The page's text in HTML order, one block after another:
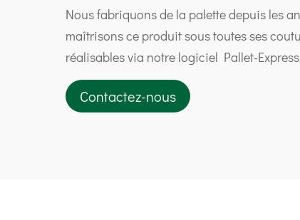
Nous fabriquons de la palette depuis les
maîtrisons ce produit sous toutes ses
réalisables via notre logiciel Pallet-
Contactez-nous